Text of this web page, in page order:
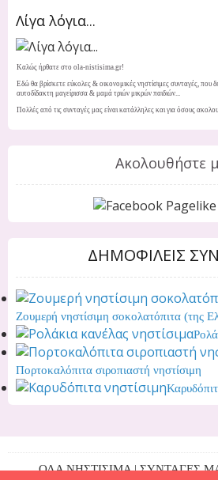
Λίγα λόγια...
Καλώς ήρθατε στο ola-nistisima.gr!
Εδώ θα βρίσκετε εύκολες & οικονομικές νηστίσιμες συνταγές, που
αυτοδίδακτη μαγείρισσα & μαμά τριών μικρών παιδιών...
Πολλές από τις συνταγές μας είναι κατάλληλες και για όσους
Ακολουθήστε
ΔΗΜΟΦΙΛΕΙΣ
Ζουμερή νηστίσιμη σοκολατόπιτα (της
Πορτοκαλόπιτα σιροπιαστή νηστίσιμη
ΟΛΑ ΝΗΣΤΙΣΙΜΑ | ΣΥΝΤΑΓΕΣ